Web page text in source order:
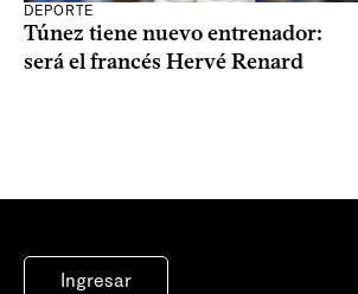
DEPORTE
Túnez tiene nuevo entrenador:
será el francés Hervé Renard
Ingresar